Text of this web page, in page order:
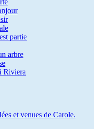
partie
arbre
Riviera
et venues de Carole.